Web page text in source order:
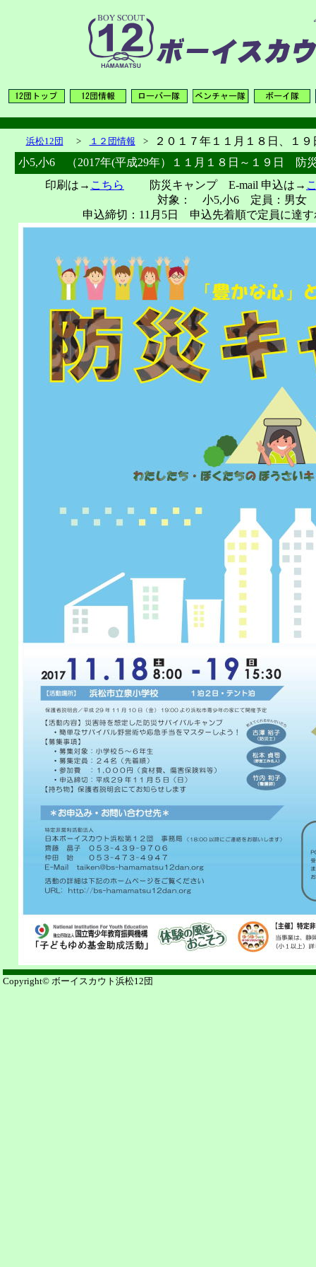
浜松12団 > １２団情報 >
２０１７年１１月１８日、１
小5,小6 （2017年(平成29年）１１月１８日～１９日 防
印刷は→ こちら 防災キャンプ E-mail 申込は→
対象： 小5,小6 定員：男女
申込締切：11月5日 申込先着順で定員に達
Copyright© ボーイスカウト浜松12団